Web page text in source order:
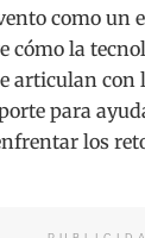
como un
cómo la
articulan con
para
los